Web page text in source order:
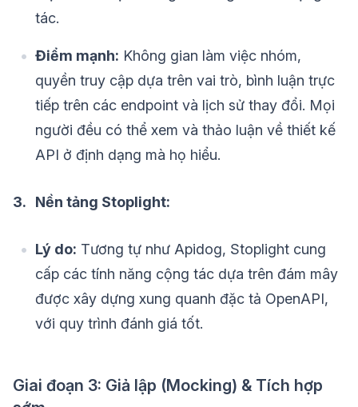
tác.
Điểm mạnh: Không gian làm việc nhóm,
quyền truy cập dựa trên vai trò, bình luận trực
tiếp trên các endpoint và lịch sử thay đổi. Mọi
người đều có thể xem và thảo luận về thiết kế
API ở định dạng mà họ hiểu.
3. Nền tảng Stoplight:
Lý do: Tương tự như Apidog, Stoplight cung
cấp các tính năng cộng tác dựa trên đám mây
được xây dựng xung quanh đặc tả OpenAPI,
với quy trình đánh giá tốt.
Giai đoạn 3: Giả lập (Mocking) & Tích hợp